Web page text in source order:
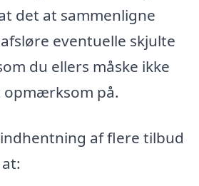
det at sammenligne
eventuelle skjulte
du ellers måske ikke
på.
af flere tilbud